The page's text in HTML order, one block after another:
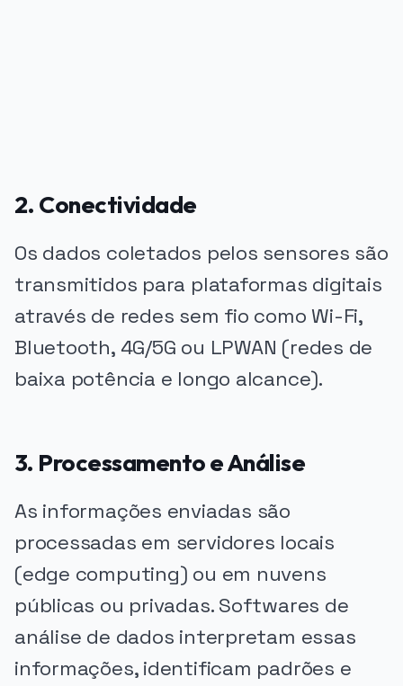
2. Conectividade
Os dados coletados pelos sensores são
transmitidos para plataformas digitais
através de redes sem fio como Wi-Fi,
Bluetooth, 4G/5G ou LPWAN (redes de
baixa potência e longo alcance).
3. Processamento e Análise
As informações enviadas são
processadas em servidores locais
(edge computing) ou em nuvens
públicas ou privadas. Softwares de
análise de dados interpretam essas
informações, identificam padrões e